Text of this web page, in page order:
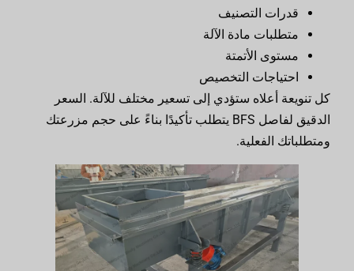
قدرات التصنيف
متطلبات مادة الآلة
مستوى الأتمتة
احتياجات التخصيص
كل تنويعة أعلاه ستؤدي إلى تسعير مختلف للآلة. السعر
الدقيق لفاصل BFS يتطلب تأكيدًا بناءً على حجم مزرعتك
ومتطلباتك الفعلية.